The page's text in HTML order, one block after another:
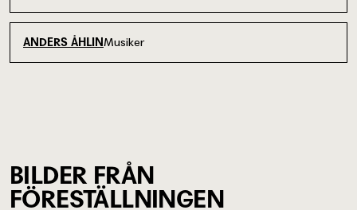
ANDERS ÅHLIN Musiker
BILDER FRÅN
FÖRESTÄLLNINGEN